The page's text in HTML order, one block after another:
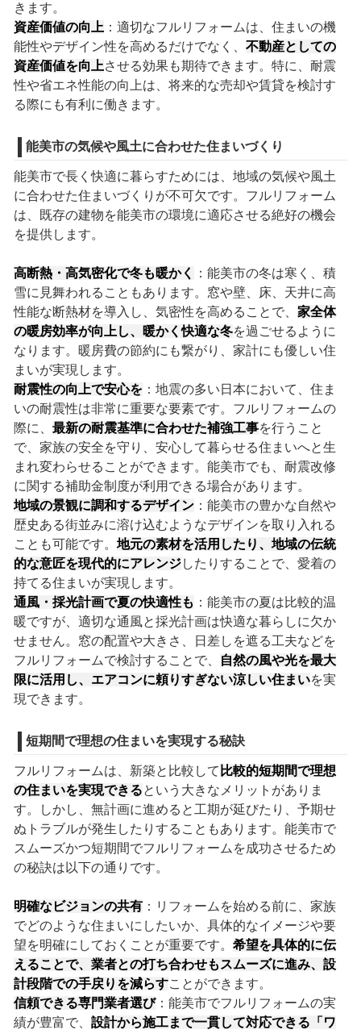
きます。
資産価値の向上 ：適切なフルリフォームは、住まいの機
能性やデザイン性を高めるだけでなく、 不動産としての
資産価値を向上させる効果も期待できます。特に、耐震
性や省エネ性能の向上は、将来的な売却や賃貸を検討す
る際にも有利に働きます。
能美市の気候や風土に合わせた住まいづくり
能美市で長く快適に暮らすためには、地域の気候や風土
に合わせた住まいづくりが不可欠です。フルリフォーム
は、既存の建物を能美市の環境に適応させる絶好の機会
を提供します。
高断熱・高気密化で冬も暖かく
：能美市の冬は寒く、積
雪に見舞われることもあります。窓や壁、床、天井に高
性能な断熱材を導入し、気密性を高めることで、 家全体
の暖房効率が向上し、暖かく快適な冬を過ごせるように
なります。暖房費の節約にも繋がり、家計にも優しい住
まいが実現します。
耐震性の向上で安心を：地震の多い日本において、住ま
いの耐震性は非常に重要な要素です。フルリフォームの
際に、 最新の耐震基準に合わせた補強工事を行うこと
で、家族の安全を守り、安心して暮らせる住まいへと生
まれ変わらせることができます。能美市でも、耐震改修
に関する補助金制度が利用できる場合があります。
地域の景観に調和するデザイン：能美市の豊かな自然や
歴史ある街並みに溶け込むようなデザインを取り入れる
ことも可能です。 地元の素材を活用したり、地域の伝統
的な意匠を現代的にアレンジしたりすることで、愛着の
持てる住まいが実現します。
通風・採光計画で夏の快適性も ：能美市の夏は比較的温
暖ですが、適切な通風と採光計画は快適な暮らしに欠か
せません。窓の配置や大きさ、日差しを遮る工夫などを
フルリフォームで検討することで、
自然の風や光を最大
限に活用し、エアコンに頼りすぎない涼しい住まいを実
現できます。
短期間で理想の住まいを実現する秘訣
フルリフォームは、新築と比較して 比較的短期間で理想
の住まいを実現できるという大きなメリットがありま
す。しかし、無計画に進めると工期が延びたり、予期せ
ぬトラブルが発生したりすることもあります。能美市で
スムーズかつ短期間でフルリフォームを成功させるため
の秘訣は以下の通りです。
明確なビジョンの共有：リフォームを始める前に、家族
でどのような住まいにしたいか、具体的なイメージや要
望を明確にしておくことが重要です。 希望を具体的に伝
えることで、業者との打ち合わせもスムーズに進み、設
計段階での手戻りを減らすことができます。
信頼できる専門業者選び：能美市でフルリフォームの実
績が豊富で、 設計から施工まで一貫して対応できる「ワ